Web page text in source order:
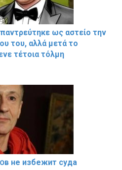
ως αστείο την
του, αλλά μετά το
τέτοια τόλμη
не избeжит cyдa